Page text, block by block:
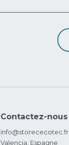
Contactez-nous
info@storececotec.fr
Valencia, Espagne